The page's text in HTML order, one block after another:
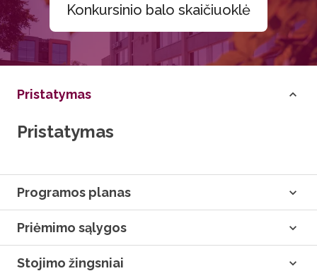
Konkursinio balo skaičiuoklė
Pristatymas
Pristatymas
Programos planas
Priėmimo sąlygos
Stojimo žingsniai